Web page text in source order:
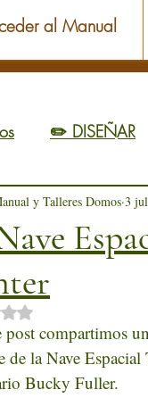
al Manual
✏️ DISEÑAR
y Talleres Domos 3
NaN de 5
post compartimos
de la Nave
Bucky Fuller.